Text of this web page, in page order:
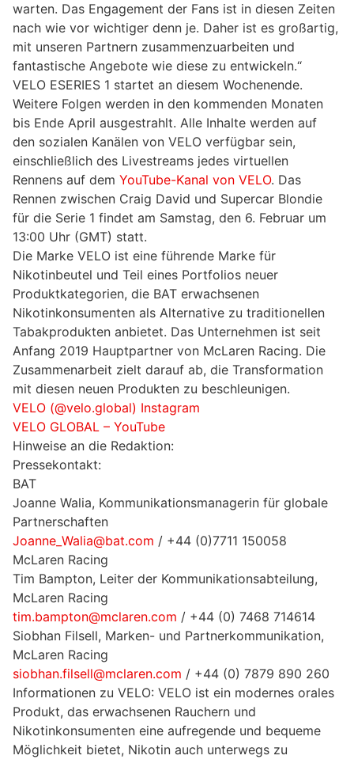
warten. Das Engagement der Fans ist in diesen Zeiten
nach wie vor wichtiger denn je. Daher ist es großartig,
mit unseren Partnern zusammenzuarbeiten und
fantastische Angebote wie diese zu entwickeln.“
VELO ESERIES 1 startet an diesem Wochenende.
Weitere Folgen werden in den kommenden Monaten
bis Ende April ausgestrahlt. Alle Inhalte werden auf
den sozialen Kanälen von VELO verfügbar sein,
einschließlich des Livestreams jedes virtuellen
Rennens auf dem YouTube-Kanal von VELO. Das
Rennen zwischen Craig David und Supercar Blondie
für die Serie 1 findet am Samstag, den 6. Februar um
13:00 Uhr (GMT) statt.
Die Marke VELO ist eine führende Marke für
Nikotinbeutel und Teil eines Portfolios neuer
Produktkategorien, die BAT erwachsenen
Nikotinkonsumenten als Alternative zu traditionellen
Tabakprodukten anbietet. Das Unternehmen ist seit
Anfang 2019 Hauptpartner von McLaren Racing. Die
Zusammenarbeit zielt darauf ab, die Transformation
mit diesen neuen Produkten zu beschleunigen.
VELO (@velo.global) Instagram
VELO GLOBAL – YouTube
Hinweise an die Redaktion:
Pressekontakt:
BAT
Joanne Walia, Kommunikationsmanagerin für globale
Partnerschaften
Joanne_Walia@bat.com / +44 (0)7711 150058
McLaren Racing
Tim Bampton, Leiter der Kommunikationsabteilung,
McLaren Racing
tim.bampton@mclaren.com / +44 (0) 7468 714614
Siobhan Filsell, Marken- und Partnerkommunikation,
McLaren Racing
siobhan.filsell@mclaren.com / +44 (0) 7879 890 260
Informationen zu VELO: VELO ist ein modernes orales
Produkt, das erwachsenen Rauchern und
Nikotinkonsumenten eine aufregende und bequeme
Möglichkeit bietet, Nikotin auch unterwegs zu